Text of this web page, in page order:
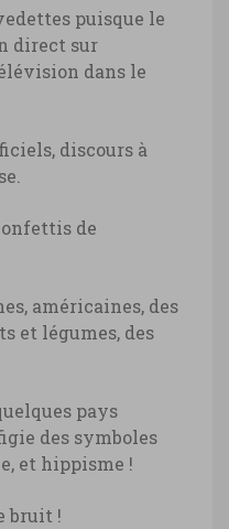
puisque le
direct sur
dans le
discours à
de
américaines, des
et légumes, des
pays
des symboles
et hippisme !
bruit !